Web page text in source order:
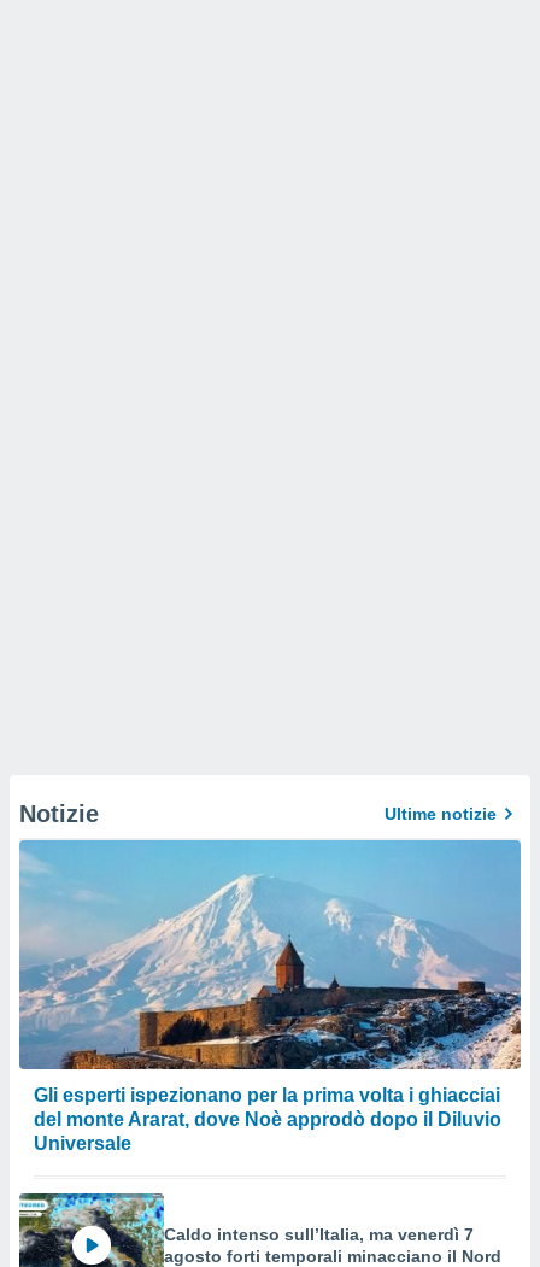
Notizie Ultime notizie
Gli esperti ispezionano per la prima volta i ghiacciai
del monte Ararat, dove Noè approdò dopo il Diluvio
Universale
Caldo intenso sull’Italia, ma venerdì 7
agosto forti temporali minacciano il Nord